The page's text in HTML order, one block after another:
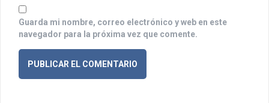
Guarda mi nombre, correo electrónico y web en este
navegador para la próxima vez que comente.